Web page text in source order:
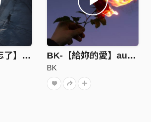
BK x YIN. -【忘了】audio BK-【給妳的愛】audio
BK